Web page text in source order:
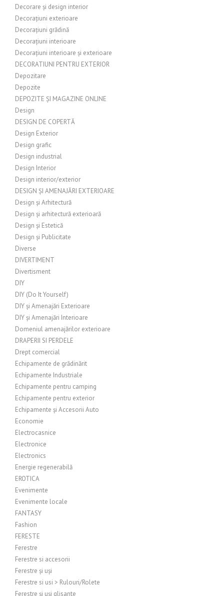
Decorare și design interior
Decorațiuni exterioare
Decorațiuni grădină
Decorațiuni interioare
Decorațiuni interioare și exterioare
DECORATIUNI PENTRU EXTERIOR
Depozitare
Depozite
DEPOZITE ȘI MAGAZINE ONLINE
Design
DESIGN DE COPERTĂ
Design Exterior
Design grafic
Design industrial
Design Interior
Design interior/exterior
DESIGN ȘI AMENAJĂRI EXTERIOARE
Design și Arhitectură
Design și arhitectură exterioară
Design și Estetică
Design și Publicitate
Diverse
DIVERTIMENT
Divertisment
DIY
DIY (Do It Yourself)
DIY și Amenajări Exterioare
DIY și Amenajări Interioare
Domeniul amenajărilor exterioare
DRAPERII SI PERDELE
Drept comercial
Echipamente de grădinărit
Echipamente Industriale
Echipamente pentru camping
Echipamente pentru exterior
Echipamente și Accesorii Auto
Economie
Electrocasnice
Electronice
Electronics
Energie regenerabilă
EROTICA
Evenimente
Evenimente locale
FANTASY
Fashion
FERESTE
Ferestre
Ferestre si accesorii
Ferestre și uși
Ferestre si usi > Rulouri/Rolete
Ferestre și uși glisante